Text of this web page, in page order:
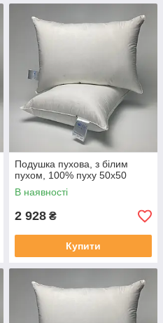
Подушка пухова, з білим
пухом, 100% пуху 50x50
В наявності
2 928 ₴
Купити